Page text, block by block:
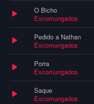
O Bicho
Excomungados
Pedido a Nathan
Excomungados
Porra
Excomungados
Saque
Excomungados